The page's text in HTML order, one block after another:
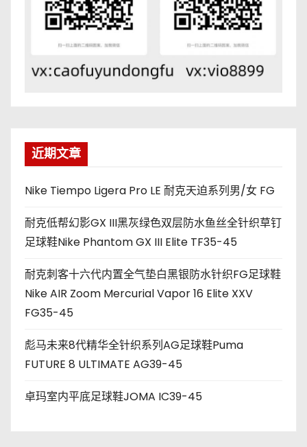
近期文章
Nike Tiempo Ligera Pro LE 耐克天迫系列男/女 FG
耐克低帮幻影GX III黑灰绿色双层防水鱼丝全针织草钉
足球鞋Nike Phantom GX III Elite TF35-45
耐克刺客十六代内置全气垫白黑银防水针织FG足球鞋
Nike AIR Zoom Mercurial Vapor 16 Elite XXV
FG35-45
彪马未来8代精华全针织系列AG足球鞋Puma
FUTURE 8 ULTIMATE AG39-45
卓玛室内平底足球鞋JOMA IC39-45